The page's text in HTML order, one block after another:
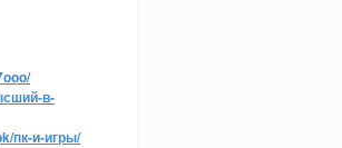
в-
пк-и-игры/